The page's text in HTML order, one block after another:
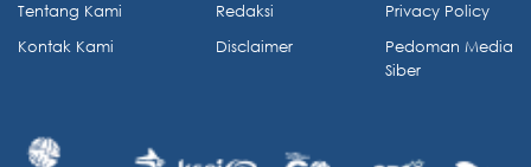
Tentang Kami
Kontak Kami
Redaksi
Disclaimer
Privacy Policy
Pedoman Media
Siber